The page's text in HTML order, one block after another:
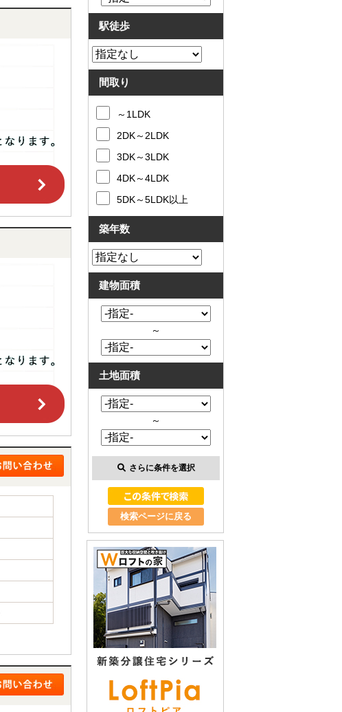
駅徒歩
間取り
～1LDK
2DK～2LDK
3DK～3LDK
4DK～4LDK
5DK～5LDK以上
築年数
建物面積
～
土地面積
～
さらに条件を選択
検索ページに戻る